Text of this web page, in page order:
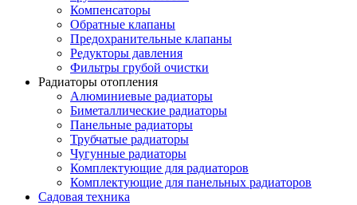
Компенсаторы
Обратные клапаны
Предохранительные клапаны
Редукторы давления
Фильтры грубой очистки
Радиаторы отопления
Алюминиевые радиаторы
Биметаллические радиаторы
Панельные радиаторы
Трубчатые радиаторы
Чугунные радиаторы
Комплектующие для радиаторов
Комплектующие для панельных радиаторов
Садовая техника